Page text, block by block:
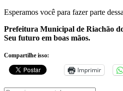
Esperamos você para fazer parte
Prefeitura Municipal de Riachão
Seu futuro em boas mãos.
Compartilhe isso:
Imprimir